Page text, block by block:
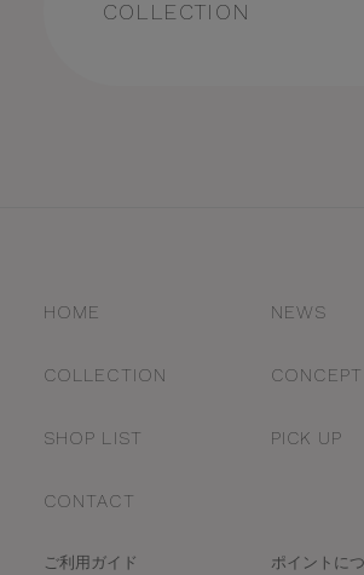
COLLECTION
HOME NEWS
COLLECTION CONCEPT
SHOP LIST PICK UP
CONTACT
ご利用ガイド ポイントに